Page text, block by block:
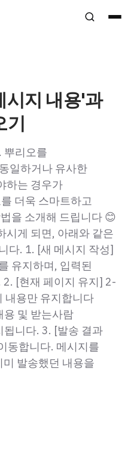
시지 내용'과
기
뿌리오를
일하거나 유사한
하는 경우가
더욱 스마트하고
을 소개해 드립니다 😊
시게 되면, 아래와 같은
다. 1. [새 메시지 작성]
유지하며, 입력된
2. [현재 페이지 유지] 2-
내용만 유지합니다
및 받는사람
됩니다. 3. [발송 결과
동합니다. 메시지를
발송했던 내용을